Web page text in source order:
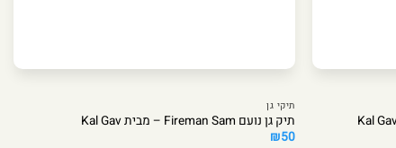
תיקי גן
תיק גן נועם Fireman Sam – מבית Kal Gav
₪50